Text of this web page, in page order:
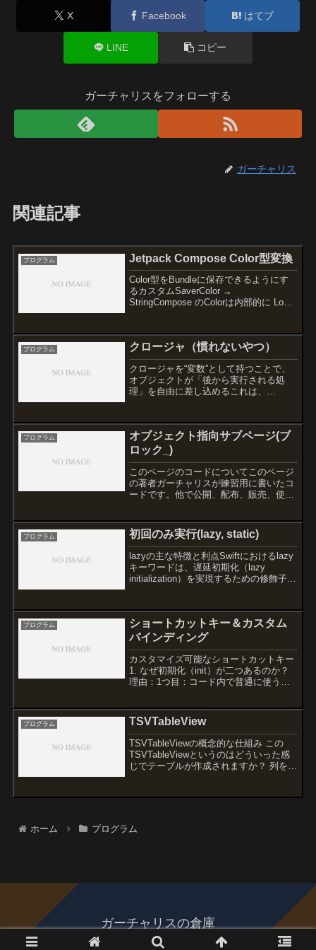
X Facebook はてブ
LINE コピー
ガーチャリスをフォローする
ガーチャリス
関連記事
プログラム Jetpack Compose Color型変換
Color型をBundleに保存できるようにす
るカスタムSaverColor →
StringCompose のColorは内部的に Long
し特殊なので、実...
プログラム クロージャ（慣れないやつ）
クロージャを“変数”として持つことで、
オブジェクトが「後から実行される処
理」を自由に差し込めるこれは、
自由にセットできるAAA が “処理を外部
に任...
プログラム
オブジェクト指向サブページ(ブ
ロック_)
このページのコードについてこのページ
の著者ガーチャリスが練習用に書いたコ
ードです。他で公開、配布、販売、使用
しない限り私はすべての権利を主張しま
せん。ご自由にお使いくだ...
プログラム 初回のみ実行(lazy, static)
lazyの主な特徴と利点Swiftにおけるlazy
キーワードは、遅延初期化（lazy
initialization）を実現するための修飾子で
に動作を遅らせる機能です。初...
プログラム
ショートカットキー＆カスタム
バインディング
カスタマイズ可能なショートカットキー
1. なぜ初期化（init）が二つあるのか？
理由：1つ目：コード内で普通に使うた
プログラム TSVTableView
TSVTableViewの概念的な仕組み この
TSVTableViewというのはどういった感
じでテーブルが作成されますか？ 列を作
示させる。といった感じなのでしょう
ホーム
プログラム
ガーチャリスの倉庫
© 2024 ガーチャリスの倉庫.